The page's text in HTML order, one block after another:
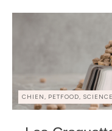
CHIEN, PETFOOD, SCIENCE